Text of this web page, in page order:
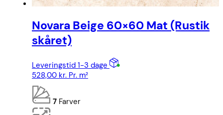
Novara Beige 60×60 Mat (Rustik
skåret)
Leveringstid 1-3 dage
528,00 kr. Pr. m²
7 Farver